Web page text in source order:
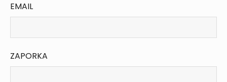
EMAIL
ZAPORKA